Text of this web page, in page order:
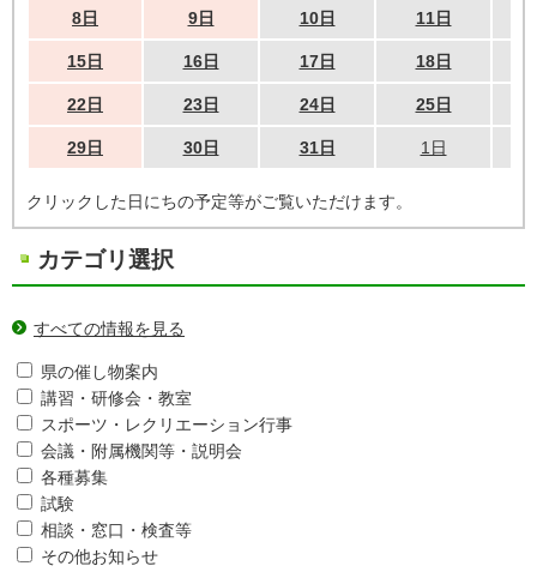
8日 9日 10日 11日
15日 16日 17日 18日
22日 23日 24日 25日
29日 30日 31日 1日
クリックした日にちの予定等がご覧いただけます。
カテゴリ選択
すべての情報を見る
県の催し物案内
講習・研修会・教室
スポーツ・レクリエーション行事
会議・附属機関等・説明会
各種募集
試験
相談・窓口・検査等
その他お知らせ